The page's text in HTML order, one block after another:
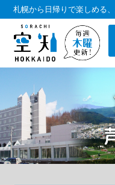
札幌から日帰りで楽しめる